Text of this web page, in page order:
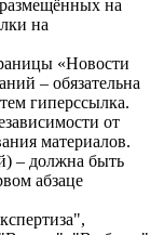
на
на
«Новости
– обязательна
гиперссылка.
от
материалов.
– должна быть
абзаце